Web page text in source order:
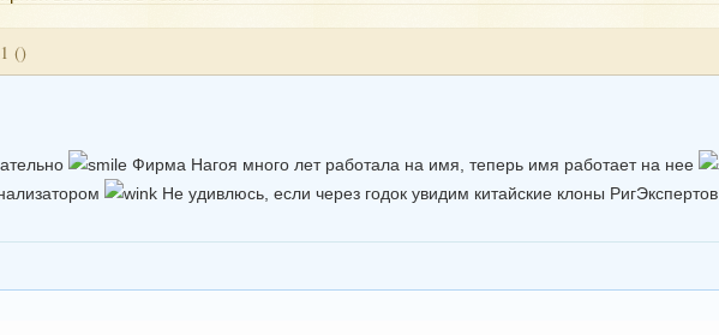
()
Фирма Нагоя много лет работала на имя, теперь имя работает на нее
Не удивлюсь, если через годок увидим китайские клоны РигЭкспертов